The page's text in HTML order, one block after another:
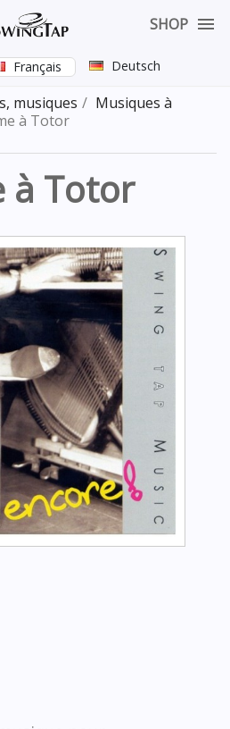
SHOP 
Français Deutsch
musiques
Musiques à
à Totor
à Totor